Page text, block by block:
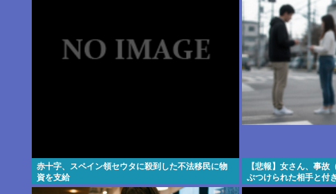
赤十字、スペイン領セウタに殺到した不法移民に物
資を支給
【悲報】女さん、事故
ぶつけられた相手と付